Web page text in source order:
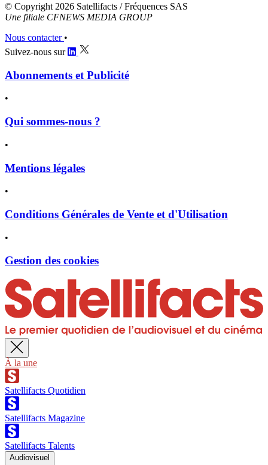
© Copyright 2026 Satellifacts / Fréquences SAS
Une filiale CFNEWS MEDIA GROUP
Nous contacter •
Suivez-nous sur
Abonnements et Publicité
•
Qui sommes-nous ?
•
Mentions légales
•
Conditions Générales de Vente et d'Utilisation
•
Gestion des cookies
À la une
Satellifacts Quotidien
Satellifacts Magazine
Satellifacts Talents
Audiovisuel